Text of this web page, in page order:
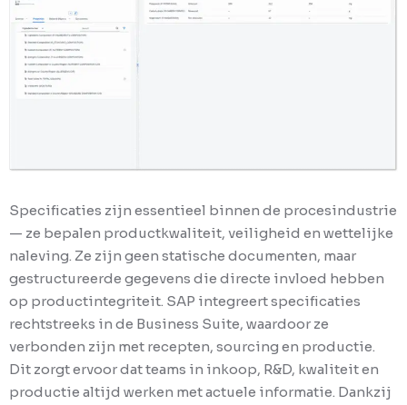
Specificaties zijn essentieel binnen de procesindustrie
— ze bepalen productkwaliteit, veiligheid en wettelijke
naleving. Ze zijn geen statische documenten, maar
gestructureerde gegevens die directe invloed hebben
op productintegriteit. SAP integreert specificaties
rechtstreeks in de Business Suite, waardoor ze
verbonden zijn met recepten, sourcing en productie.
Dit zorgt ervoor dat teams in inkoop, R&D, kwaliteit en
productie altijd werken met actuele informatie. Dankzij